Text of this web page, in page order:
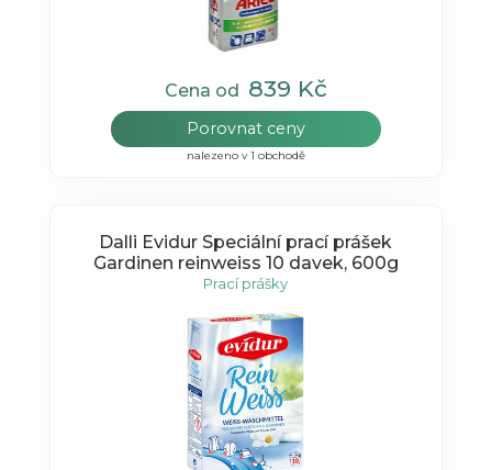
Cena od 839 Kč
Porovnat ceny
nalezeno v 1 obchodě
Dalli Evidur Speciální prací prášek
Gardinen reinweiss 10 davek, 600g
Prací prášky